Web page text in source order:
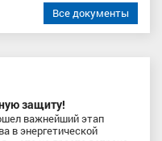
Все документы
защиту!
важнейший этап
в энергетической